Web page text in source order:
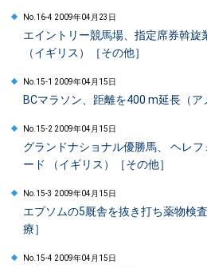
No.16-4 2009年04月23日
エイントリー競馬場、指定席券斡旋
（イギリス）［その他］
No.15-1 2009年04月15日
BCマラソン、距離を400 m延長（ア
No.15-2 2009年04月15日
グランドナショナル優勝馬、 ヘレ
ード （イギリス）［その他］
No.15-3 2009年04月15日
エプソムの5厩舎を抜き打ち薬物検
療］
No.15-4 2009年04月15日